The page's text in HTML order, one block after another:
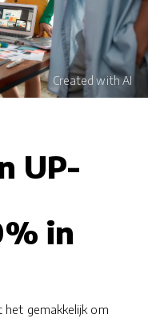
UP-
in
het gemakkelijk om